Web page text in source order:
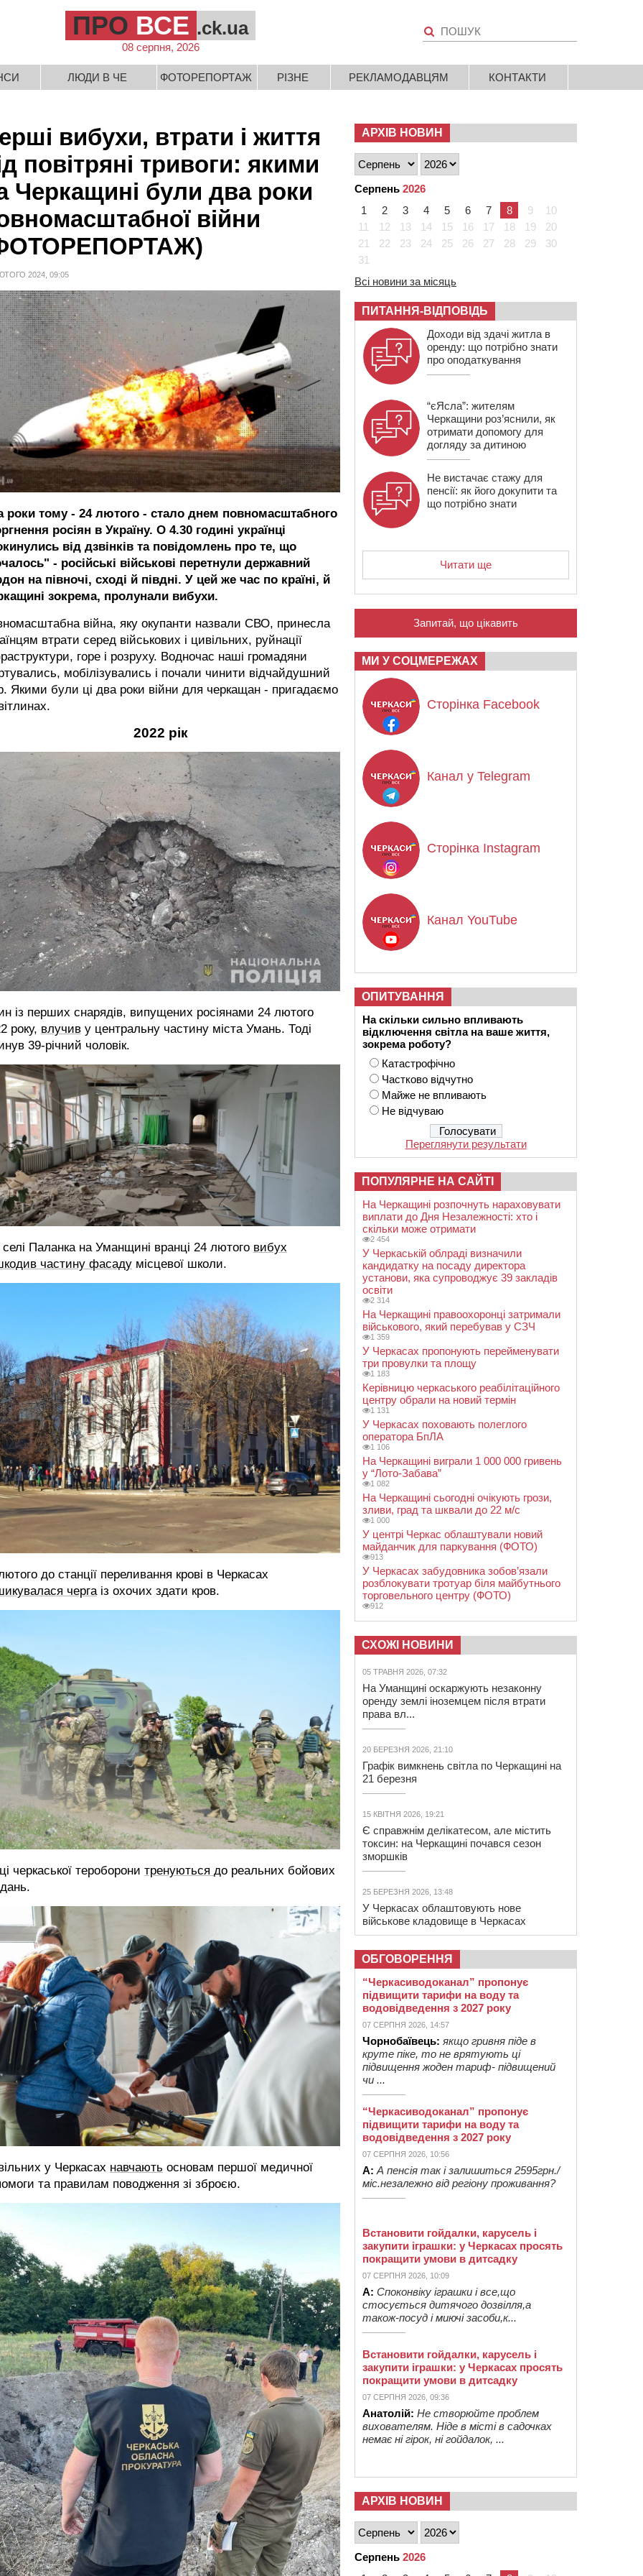
ПРО ВСЕ .ck.ua
08 серпня, 2026
ЛЮДИ В ЧЕ ФОТОРЕПОРТАЖ РІЗНЕ РЕКЛАМОДАВЦЯМ КОНТАКТИ
вибухи, втрати і життя
повітряні тривоги: якими
Черкащині були два роки
війни
2024, 09:05
роки тому - 24 лютого - стало днем повномасштабного
росіян в Україну. О 4.30 годині українці
від дзвінків та повідомлень про те, що
- російські військові перетнули державний
на півночі, сході й півдні. У цей же час по країні, й
зокрема, пролунали вибухи.
війна, яку окупанти назвали СВО, принесла
втрати серед військових і цивільних, руйнації
горе і розруху. Водночас наші громадяни
мобілізувались і почали чинити відчайдушний
Якими були ці два роки війни для черкащан - пригадаємо
2022 рік
із перших снарядів, випущених росіянами 24 лютого
року, влучив у центральну частину міста Умань. Тоді
39-річний чоловік.
Паланка на Уманщині вранці 24 лютого вибух
частину фасаду місцевої школи.
до станції переливання крові в Черкасах
чергаіз охочих здати кров.
черкаської тероборони тренуються до реальних бойових
у Черкасах навчають основам першої медичної
та правилам поводження зі зброєю.
АРХІВ НОВИН
Серпень 2026
1
2 3 4 5 6 7 8 9
10
11
12 13 14 15 16 17 18 19
20
21
22 23 24 25 26 27 28 29
30
31
Всі новини за місяць
ПИТАННЯ-ВІДПОВІДЬ
Доходи від здачі житла в
оренду: що потрібно знати
про оподаткування
“єЯсла”: жителям
Черкащини роз’яснили, як
отримати допомогу для
догляду за дитиною
Не вистачає стажу для
пенсії: як його докупити та
що потрібно знати
Читати ще
Запитай, що цікавить
МИ У СОЦМЕРЕЖАХ
Сторінка Facebook
Канал у Telegram
Сторінка Instagram
Канал YouTube
ОПИТУВАННЯ
На скільки сильно впливають
відключення світла на ваше життя,
зокрема роботу?
Катастрофічно
Частково відчутно
Майже не впливають
Не відчуваю
Переглянути результати
ПОПУЛЯРНЕ НА САЙТІ
На Черкащині розпочнуть нараховувати
виплати до Дня Незалежності: хто і
скільки може отримати
2 454
У Черкаській облраді визначили
кандидатку на посаду директора
установи, яка супроводжує 39 закладів
освіти
2 314
На Черкащині правоохоронці затримали
військового, який перебував у СЗЧ
1 359
У Черкасах пропонують перейменувати
три провулки та площу
1 183
Керівницю черкаського реабілітаційного
центру обрали на новий термін
1 131
У Черкасах поховають полеглого
оператора БпЛА
1 106
На Черкащині виграли 1 000 000 гривень
у “Лото-Забава”
1 082
На Черкащині сьогодні очікують грози,
зливи, град та шквали до 22 м/с
1 000
У центрі Черкас облаштували новий
майданчик для паркування (ФОТО)
913
У Черкасах забудовника зобов’язали
розблокувати тротуар біля майбутнього
торговельного центру (ФОТО)
912
СХОЖІ НОВИНИ
05 ТРАВНЯ 2026, 07:32
На Уманщині оскаржують незаконну
оренду землі іноземцем після втрати
права вл...
20 БЕРЕЗНЯ 2026, 21:10
Графік вимкнень світла по Черкащині на
21 березня
15 КВІТНЯ 2026, 19:21
Є справжнім делікатесом, але містить
токсин: на Черкащині почався сезон
зморшків
25 БЕРЕЗНЯ 2026, 13:48
У Черкасах облаштовують нове
військове кладовище в Черкасах
ОБГОВОРЕННЯ
“Черкасиводоканал” пропонує
підвищити тарифи на воду та
водовідведення з 2027 року
07 СЕРПНЯ 2026, 14:57
Чорнобаївець: якщо гривня піде в
круте піке, то не врятують ці
підвищення жоден тариф- підвищений
чи ...
“Черкасиводоканал” пропонує
підвищити тарифи на воду та
водовідведення з 2027 року
07 СЕРПНЯ 2026, 10:56
А: А пенсія так і залишиться 2595грн./
міс.незалежно від регіону проживання?
Встановити гойдалки, карусель і
закупити іграшки: у Черкасах просять
покращити умови в дитсадку
07 СЕРПНЯ 2026, 10:09
А: Споконвіку іграшки і все,що
стосується дитячого дозвілля,а
також-посуд і миючі засоби,к...
Встановити гойдалки, карусель і
закупити іграшки: у Черкасах просять
покращити умови в дитсадку
07 СЕРПНЯ 2026, 09:36
Анатолій: Не створюйте проблем
вихователям. Ніде в місті в садочках
немає ні гірок, ні гойдалок, ...
АРХІВ НОВИН
Серпень 2026